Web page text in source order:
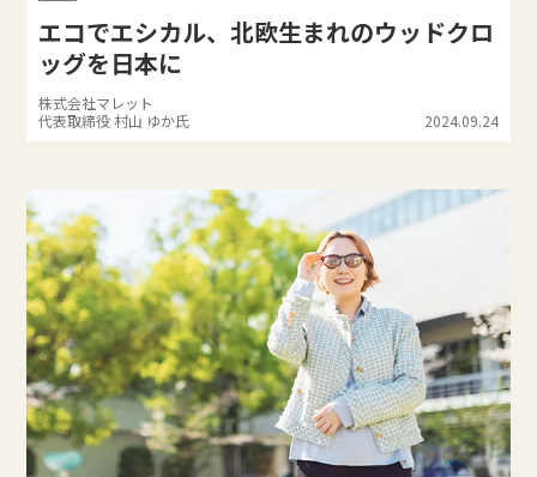
エコでエシカル、北欧生まれのウッドクロ
ッグを日本に
株式会社マレット
代表取締役 村⼭ ゆか氏
2024.09.24